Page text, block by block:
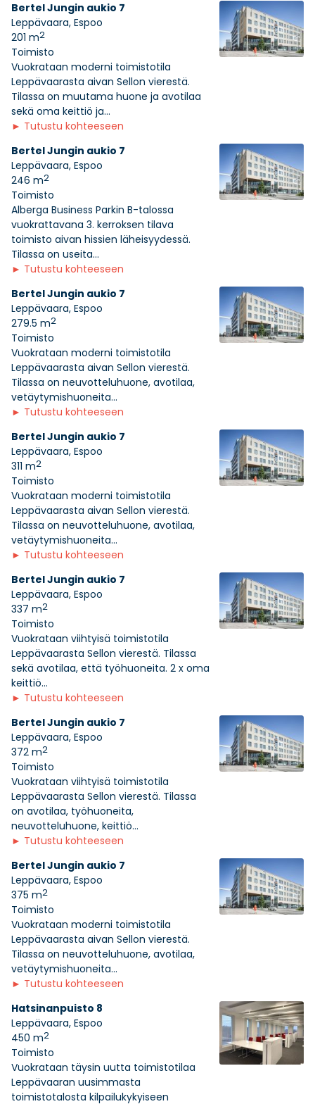
Bertel Jungin aukio 7
Leppävaara, Espoo
201 m2
Toimisto
Vuokrataan moderni toimistotila
Leppävaarasta aivan Sellon vierestä.
Tilassa on muutama huone ja avotilaa
sekä oma keittiö ja...
► Tutustu kohteeseen
Bertel Jungin aukio 7
Leppävaara, Espoo
246 m2
Toimisto
Alberga Business Parkin B-talossa
vuokrattavana 3. kerroksen tilava
toimisto aivan hissien läheisyydessä.
Tilassa on useita...
► Tutustu kohteeseen
Bertel Jungin aukio 7
Leppävaara, Espoo
279.5 m2
Toimisto
Vuokrataan moderni toimistotila
Leppävaarasta aivan Sellon vierestä.
Tilassa on neuvotteluhuone, avotilaa,
vetäytymishuoneita...
► Tutustu kohteeseen
Bertel Jungin aukio 7
Leppävaara, Espoo
311 m2
Toimisto
Vuokrataan moderni toimistotila
Leppävaarasta aivan Sellon vierestä.
Tilassa on neuvotteluhuone, avotilaa,
vetäytymishuoneita...
► Tutustu kohteeseen
Bertel Jungin aukio 7
Leppävaara, Espoo
337 m2
Toimisto
Vuokrataan viihtyisä toimistotila
Leppävaarasta Sellon vierestä. Tilassa
sekä avotilaa, että työhuoneita. 2 x oma
keittiö...
► Tutustu kohteeseen
Bertel Jungin aukio 7
Leppävaara, Espoo
372 m2
Toimisto
Vuokrataan viihtyisä toimistotila
Leppävaarasta Sellon vierestä. Tilassa
on avotilaa, työhuoneita,
neuvotteluhuone, keittiö...
► Tutustu kohteeseen
Bertel Jungin aukio 7
Leppävaara, Espoo
375 m2
Toimisto
Vuokrataan moderni toimistotila
Leppävaarasta aivan Sellon vierestä.
Tilassa on neuvotteluhuone, avotilaa,
vetäytymishuoneita...
► Tutustu kohteeseen
Hatsinanpuisto 8
Leppävaara, Espoo
450 m2
Toimisto
Vuokrataan täysin uutta toimistotilaa
Leppävaaran uusimmasta
toimistotalosta kilpailukykyiseen